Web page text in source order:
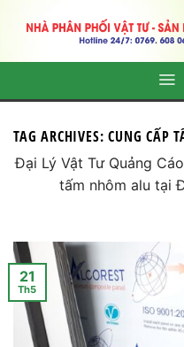
TAG ARCHIVES:CUNG CẤP
Đại Lý Vật Tư Quảng
tấm nhôm alu tại
21
Th5